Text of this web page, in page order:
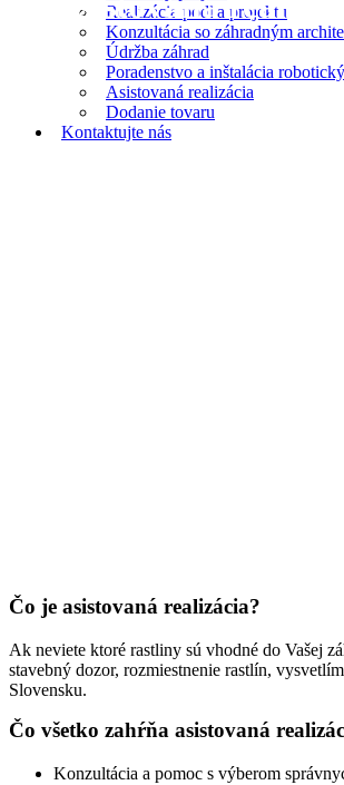
Realizácia podľa projektu
Konzultácia so záhradným
Údržba záhrad
Poradenstvo a inštalácia
Asistovaná realizácia
Dodanie tovaru
Kontaktujte nás
Čo je asistovaná realizácia?
Ak neviete ktoré rastliny sú vhodné do Vašej
stavebný dozor, rozmiestnenie rastlín,
Slovensku.
Čo všetko zahŕňa asistovaná
Konzultácia a pomoc s výberom